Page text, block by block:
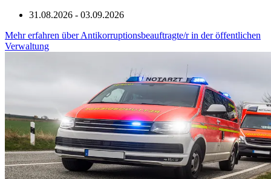
31.08.2026 - 03.09.2026
Mehr erfahren überAntikorruptionsbeauftragte/r in der öffentlichen
Verwaltung